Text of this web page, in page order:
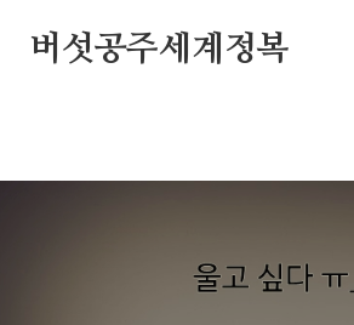
버섯공주세계정복